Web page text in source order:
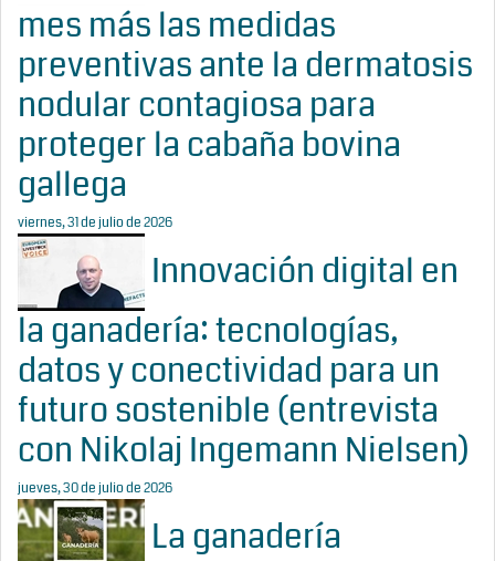
mes más las medidas
preventivas ante la dermatosis
nodular contagiosa para
proteger la cabaña bovina
gallega
viernes, 31 de julio de 2026
Innovación digital en
la ganadería: tecnologías,
datos y conectividad para un
futuro sostenible (entrevista
con Nikolaj Ingemann Nielsen)
jueves, 30 de julio de 2026
La ganadería